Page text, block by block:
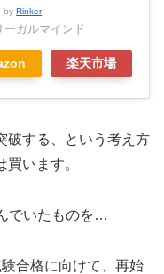
by Rinker
ーガルマインド
楽天市場
破する、という考え方
います。
でいたものを…
合格に向けて、再始